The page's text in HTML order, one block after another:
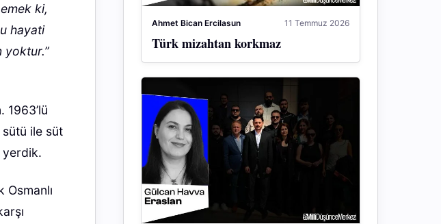
ki,
hayati
yoktur.”
sütü ile süt
yerdik.
Osmanlı
Ahmet Bican Ercilasun 11 Temmuz 2026
Türk mizahtan korkmaz